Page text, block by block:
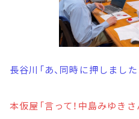
長谷川「あ、同時に押しました
本仮屋「言って！中島みゆきさ